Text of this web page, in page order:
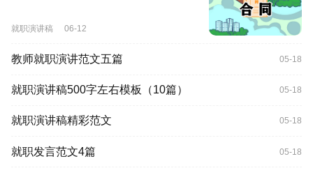
就职演讲稿 06-12
教师就职演讲范文五篇 05-18
就职演讲稿500字左右模板（10篇） 05-18
就职演讲稿精彩范文 05-18
就职发言范文4篇 05-18